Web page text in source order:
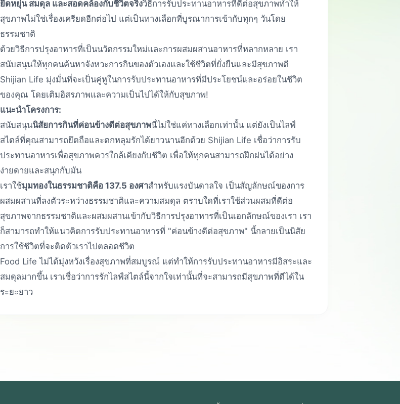
ยืดหยุ่น สมดุล และสอดคล้องกับชีวิตจริงวิธีการรับประทานอาหารที่ดีต่อสุขภาพทำให้
สุขภาพไม่ใช่เรื่องเครียดอีกต่อไป แต่เป็นทางเลือกที่บูรณาการเข้ากับทุกๆ วันโดย
ธรรมชาติ
ด้วยวิธีการปรุงอาหารที่เป็นนวัตกรรมใหม่และการผสมผสานอาหารที่หลากหลาย เรา
สนับสนุนให้ทุกคนค้นหาจังหวะการกินของตัวเองและใช้ชีวิตที่ยั่งยืนและมีสุขภาพดี
Shijian Life มุ่งมั่นที่จะเป็นคู่หูในการรับประทานอาหารที่มีประโยชน์และอร่อยในชีวิต
ของคุณ โดยเติมอิสรภาพและความเป็นไปได้ให้กับสุขภาพ!
แนะนำโครงการ:
สนับสนุนนิสัยการกินที่ค่อนข้างดีต่อสุขภาพนี่ไม่ใช่แค่ทางเลือกเท่านั้น แต่ยังเป็นไลฟ์
สไตล์ที่คุณสามารถยึดถือและตกหลุมรักได้ยาวนานอีกด้วย Shijian Life เชื่อว่าการรับ
ประทานอาหารเพื่อสุขภาพควรใกล้เคียงกับชีวิต เพื่อให้ทุกคนสามารถฝึกฝนได้อย่าง
ง่ายดายและสนุกกับมัน
เราใช้มุมทองในธรรมชาติคือ 137.5 องศาสำหรับแรงบันดาลใจ เป็นสัญลักษณ์ของการ
ผสมผสานที่ลงตัวระหว่างธรรมชาติและความสมดุล ตราบใดที่เราใช้ส่วนผสมที่ดีต่อ
สุขภาพจากธรรมชาติและผสมผสานเข้ากับวิธีการปรุงอาหารที่เป็นเอกลักษณ์ของเรา เรา
ก็สามารถทำให้แนวคิดการรับประทานอาหารที่ "ค่อนข้างดีต่อสุขภาพ" นี้กลายเป็นนิสัย
การใช้ชีวิตที่จะติดตัวเราไปตลอดชีวิต
Food Life ไม่ได้มุ่งหวังเรื่องสุขภาพที่สมบูรณ์ แต่ทำให้การรับประทานอาหารมีอิสระและ
สมดุลมากขึ้น เราเชื่อว่าการรักไลฟ์สไตล์นี้จากใจเท่านั้นที่จะสามารถมีสุขภาพที่ดีได้ใน
ระยะยาว